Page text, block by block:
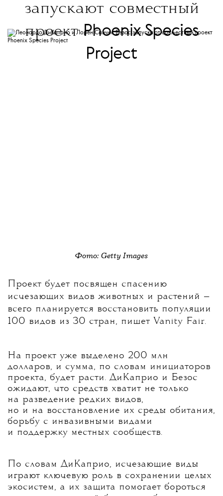
запускают совместный
проектPhoenix Species
Project
Фото: Getty Images
Проект будет посвящен спасению
исчезающих видов животных и растений —
всего планируется восстановить популяции
100 видов из 30 стран, пишет Vanity Fair.
На проект уже выделено 200 млн
долларов, и сумма, по словам инициаторов
проекта, будет расти. ДиКаприо и Безос
ожидают, что средств хватит не только
на разведение редких видов,
но и на восстановление их среды обитания,
борьбу с инвазивными видами
и поддержку местных сообществ.
По словам ДиКаприо, исчезающие виды
играют ключевую роль в сохранении целых
экосистем, а их защита помогает бороться